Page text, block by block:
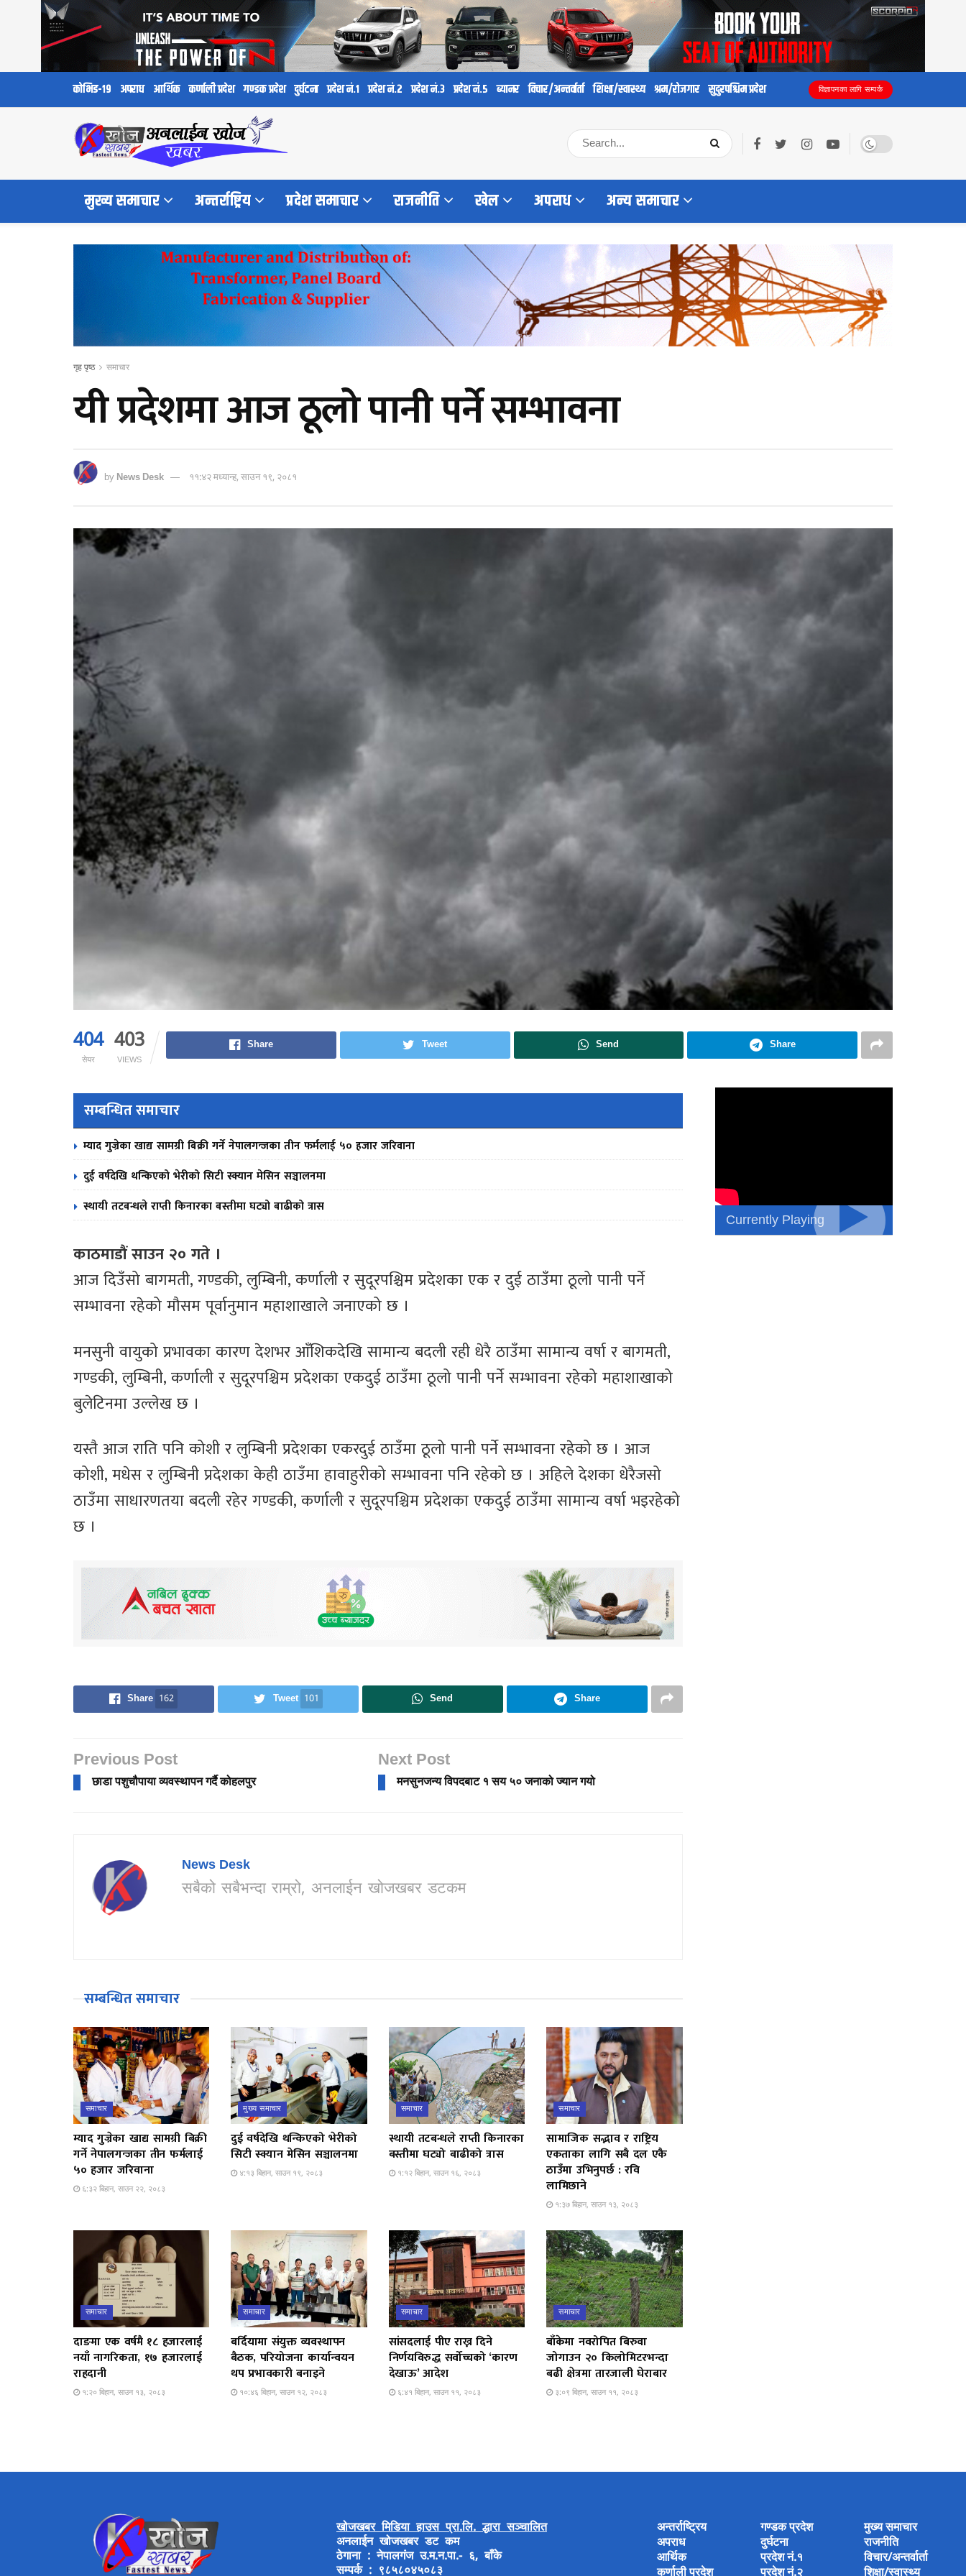
कोभिड-१९ अपराध आर्थिक कर्णाली प्रदेश गण्डक प्रदेश दुर्घटना प्रदेश नं.१ प्रदेश नं.२ प्रदेश नं.३ प्रदेश नं.५ ब्यानर विचार/अन्तर्वार्ता शिक्षा/स्वास्थ्य श्रम/रोजगार सुदुरपश्चिम प्रदेश विज्ञापनका लागि सम्पर्क
मुख्य समाचार अन्तर्राष्ट्रिय प्रदेश समाचार राजनीति खेल अपराध अन्य समाचार
गृह पृष्ठ समाचार
यी प्रदेशमा आज ठूलो पानी पर्ने सम्भावना
byNews Desk ११:४२ मध्यान्ह, साउन १९, २०८१
404
सेयर
403
VIEWS
Share Tweet Send Share
सम्बन्धित समाचार
म्याद गुज्रेका खाद्य सामग्री बिक्री गर्ने नेपालगन्जका तीन फर्मलाई ५० हजार जरिवाना
दुई वर्षदेखि थन्किएको भेरीको सिटी स्क्यान मेसिन सञ्चालनमा
स्थायी तटबन्धले राप्ती किनारका बस्तीमा घट्यो बाढीको त्रास
काठमाडौं साउन २० गते ।
आज दिउँसो बागमती, गण्डकी, लुम्बिनी, कर्णाली र सुदूरपश्चिम प्रदेशका एक र दुई ठाउँमा ठूलो पानी पर्ने
सम्भावना रहेको मौसम पूर्वानुमान महाशाखाले जनाएको छ ।
मनसुनी वायुको प्रभावका कारण देशभर आँशिकदेखि सामान्य बदली रही धेरै ठाउँमा सामान्य वर्षा र बागमती,
गण्डकी, लुम्बिनी, कर्णाली र सुदूरपश्चिम प्रदेशका एकदुई ठाउँमा ठूलो पानी पर्ने सम्भावना रहेको महाशाखाको
बुलेटिनमा उल्लेख छ ।
यस्तै आज राति पनि कोशी र लुम्बिनी प्रदेशका एकरदुई ठाउँमा ठूलो पानी पर्ने सम्भावना रहेको छ । आज
कोशी, मधेस र लुम्बिनी प्रदेशका केही ठाउँमा हावाहुरीको सम्भावना पनि रहेको छ । अहिले देशका धेरैजसो
ठाउँमा साधारणतया बदली रहेर गण्डकी, कर्णाली र सुदूरपश्चिम प्रदेशका एकदुई ठाउँमा सामान्य वर्षा भइरहेको
छ ।
Share 162 Tweet 101 Send Share
Previous Post
छाडा पशुचौपाया व्यवस्थापन गर्दै कोहलपुर
Next Post
मनसुनजन्य विपदबाट १ सय ५० जनाको ज्यान गयो
News Desk
सबैको सबैभन्दा राम्रो, अनलाईन खोजखबर डटकम
सम्बन्धित समाचार
समाचार
म्याद गुज्रेका खाद्य सामग्री बिक्री
गर्ने नेपालगन्जका तीन फर्मलाई
५० हजार जरिवाना
६:३२ बिहान, साउन २२, २०८३
मुख्य समाचार
दुई वर्षदेखि थन्किएको भेरीको
सिटी स्क्यान मेसिन सञ्चालनमा
४:१३ बिहान, साउन १९, २०८३
समाचार
स्थायी तटबन्धले राप्ती किनारका
बस्तीमा घट्यो बाढीको त्रास
१:१२ बिहान, साउन १६, २०८३
समाचार
सामाजिक सद्भाव र राष्ट्रिय
एकताका लागि सबै दल एकै
ठाउँमा उभिनुपर्छ : रवि
लामिछाने
१:३७ बिहान, साउन १३, २०८३
समाचार
दाङमा एक वर्षमै १८ हजारलाई
नयाँ नागरिकता, १७ हजारलाई
राहदानी
१:२० बिहान, साउन १३, २०८३
समाचार
बर्दियामा संयुक्त व्यवस्थापन
बैठक, परियोजना कार्यान्वयन
थप प्रभावकारी बनाइने
१०:४६ बिहान, साउन १२, २०८३
समाचार
सांसदलाई पीए राख्न दिने
निर्णयविरुद्ध सर्वोच्चको ‘कारण
देखाऊ’ आदेश
६:४१ बिहान, साउन ११, २०८३
समाचार
बाँकेमा नवरोपित बिरुवा
जोगाउन २० किलोमिटरभन्दा
बढी क्षेत्रमा तारजाली घेराबार
३:०९ बिहान, साउन ११, २०८३
Currently Playing
खोजखबर मिडिया हाउस प्रा.लि. द्धारा सञ्चालित
अनलाईन खोजखबर डट कम
ठेगाना : नेपालगंज उ.म.न.पा.- ६, बाँके
सम्पर्क : ९८५८०४५०८३
अन्तर्राष्ट्रिय
अपराध
आर्थिक
गण्डक प्रदेश
दुर्घटना
प्रदेश नं.१
मुख्य समाचार
राजनीति
विचार/अन्तर्वार्ता